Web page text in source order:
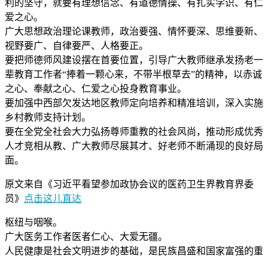
利的坚守，就要有理想信念、有道德情操、有扎实学识、有仁
爱之心。
广大思想政治理论课教师，政治要强、情怀要深、思维要新、
视野要广、自律要严、人格要正。
要把师德师风建设摆在首要位置，引导广大教师继承发扬老一
辈教育工作者“捧着一颗心来，不带半根草去”的精神，以赤诚
之心、奉献之心、仁爱之心投身教育事业。
要加强中西部欠发达地区教师定向培养和精准培训，深入实施
乡村教师支持计划。
要在全党全社会大力弘扬尊师重教的社会风尚，推动形成优秀
人才竞相从教、广大教师尽展其才、好老师不断涌现的良好局
面。
原文来自《习近平看望参加政协会议的医药卫生界教育界委
员》 点击这儿直达
枢纽与咽喉。
广大医务工作者医者仁心、大爱无疆。
人民健康是社会文明进步的基础，是民族昌盛和国家富强的重